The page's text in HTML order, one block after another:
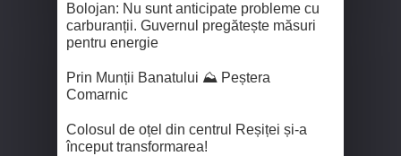
Bolojan: Nu sunt anticipate probleme cu
carburanții. Guvernul pregătește măsuri
pentru energie
Prin Munții Banatului ⛰️ Peștera
Comarnic
Colosul de oțel din centrul Reșiței și-a
început transformarea!